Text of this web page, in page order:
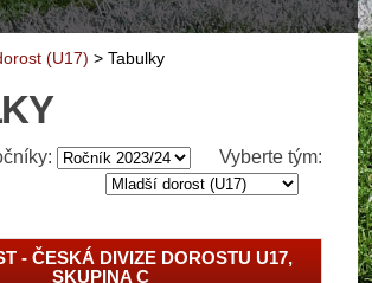
(U17) > Tabulky
Vyberte tým:
- ČESKÁ DIVIZE DOROSTU U17,
SKUPINA C